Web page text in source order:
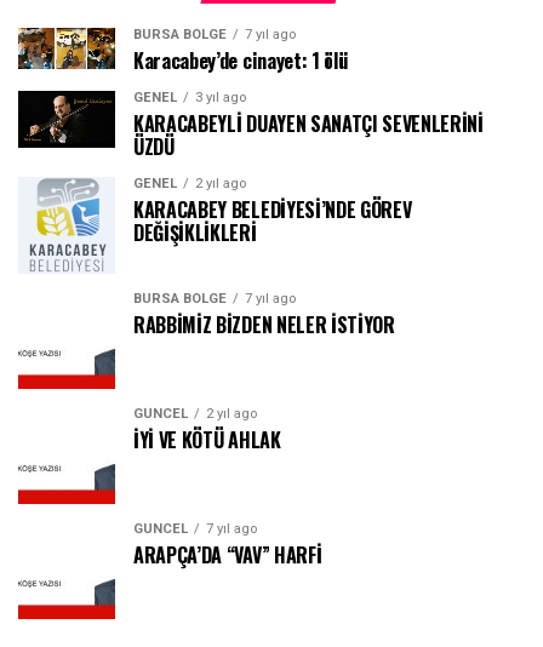
BURSA BÖLGE 7 yıl ago
Karacabey’de cinayet: 1 ölü
GENEL 3 yıl ago
KARACABEYLİ DUAYEN SANATÇI SEVENLERİNİ
ÜZDÜ
GENEL 2 yıl ago
KARACABEY BELEDİYESİ’NDE GÖREV
DEĞİŞİKLİKLERİ
BURSA BÖLGE 7 yıl ago
RABBİMİZ BİZDEN NELER İSTİYOR
GÜNCEL 2 yıl ago
İYİ VE KÖTÜ AHLAK
GÜNCEL 7 yıl ago
ARAPÇA’DA “VAV” HARFİ